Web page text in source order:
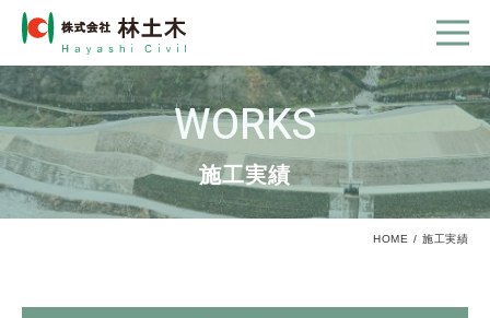
WORKS
施工実績
HOME 施工実績